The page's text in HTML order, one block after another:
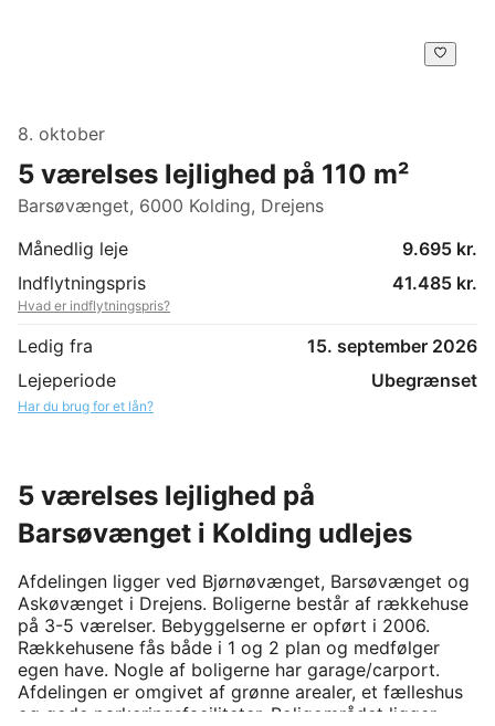
8. oktober
5 værelses lejlighed på 110 m²
Barsøvænget, 6000 Kolding, Drejens
Månedlig leje
9.695 kr.
Indflytningspris
41.485 kr.
Hvad er indflytningspris?
Ledig fra
15. september 2026
Lejeperiode
Ubegrænset
Har du brug for et lån?
5 værelses lejlighed på
Barsøvænget i Kolding udlejes
Afdelingen ligger ved Bjørnøvænget, Barsøvænget og
Askøvænget i Drejens. Boligerne består af rækkehuse
på 3-5 værelser. Bebyggelserne er opført i 2006.
Rækkehusene fås både i 1 og 2 plan og medfølger
egen have. Nogle af boligerne har garage/carport.
Afdelingen er omgivet af grønne arealer, et fælleshus
og gode parkeringsfaciliteter. Boligområdet ligger